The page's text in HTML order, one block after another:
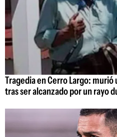
Tragedia en Cerro Largo:
tras ser alcanzado por un rayo